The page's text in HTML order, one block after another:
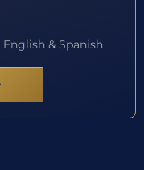
& Spanish